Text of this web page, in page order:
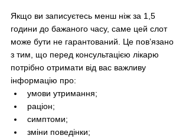
Якщо ви записуєтесь менш ніж за 1,5
години до бажаного часу, саме цей слот
може бути не гарантований. Це пов’язано
з тим, що перед консультацією лікарю
потрібно отримати від вас важливу
інформацію про:
умови утримання;
раціон;
симптоми;
зміни поведінки;